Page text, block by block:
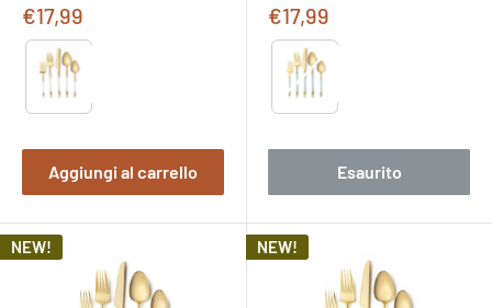
Prezzo
di
vendita
€17,99
Type
Aggiungi al carrello
Prezzo
di
vendita
€17,99
Type
Esaurito
NEW! NEW!